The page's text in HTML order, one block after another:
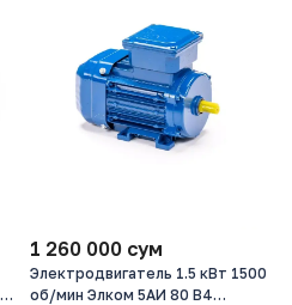
1 260 000 сум
Электродвигатель 1.5 кВт 1500
об/мин Элком 5АИ 80 В4